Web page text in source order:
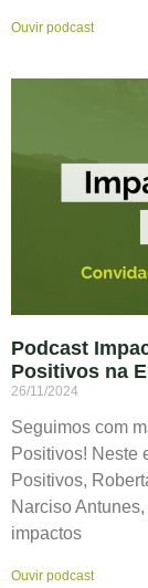
Ouvir podcast
Podcast
Positivos na
26/11/2024
Seguimos com
Positivos! Neste
Positivos,
Narciso
impactos
Ouvir podcast